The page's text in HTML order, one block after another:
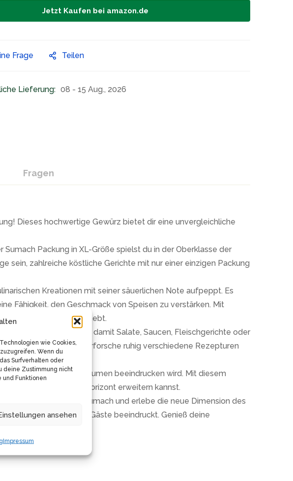
wie Cookies,
Wenn du
Surfverhalten oder
deine Zustimmung nicht
und Funktionen
ansehen
Impressum
Jetzt Kaufen bei amazon.de
Frage Teilen
Lieferung: 08 - 15 Aug., 2026
Fragen
Dieses hochwertige Gewürz bietet dir eine unvergleichliche
Packung in XL-Größe spielst du in der Oberklasse der
sein, zahlreiche köstliche Gerichte mit nur einer einzigen Packung
Kreationen mit seiner säuerlichen Note aufpeppt. Es
Fähigkeit, den Geschmack von Speisen zu verstärken. Mit
von den anderen abhebt.
Hand hast. Egal ob du damit Salate, Saucen, Fleischgerichte oder
Erforsche ruhig verschiedene Rezepturen
Note bei, die deinen Gaumen beeindrucken wird. Mit diesem
kulinarischen Horizont erweitern kannst.
mit Gülcan XL Sumach und erlebe die neue Dimension des
verbessert und deine Gäste beeindruckt. Genieß deine